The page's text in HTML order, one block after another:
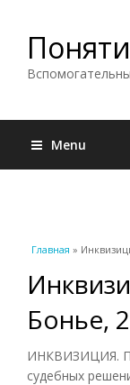
Menu
Вы здесь
Главная »
Бонье,
ИНКВИЗИЦИЯ.
судебных